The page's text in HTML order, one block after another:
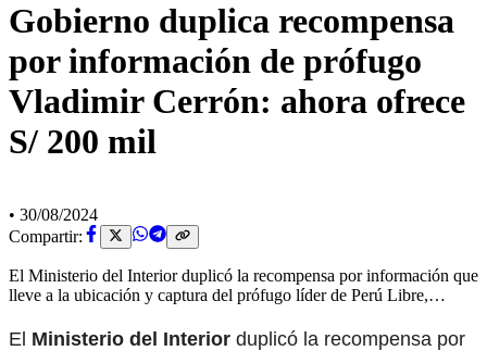
Gobierno duplica recompensa
por información de prófugo
Vladimir Cerrón: ahora ofrece
S/ 200 mil
• 30/08/2024
Compartir:
El Ministerio del Interior duplicó la recompensa por información que
lleve a la ubicación y captura del prófugo líder de Perú Libre,…
El Ministerio del Interior duplicó la recompensa por